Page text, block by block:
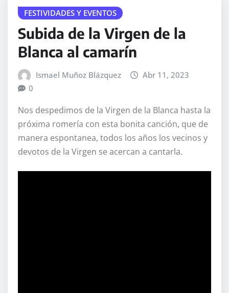
FESTIVIDADES Y EVENTOS
Subida de la Virgen de la
Blanca al camarín
Ismael Muñoz Blázquez
Abr 11, 2023
0
Nos despedimos de la Virgen de la Blanca hasta la
próxima romería con esta bonita canción, que de
manera espontanea, todos los años los vecinos y
devotos de la Virgen se acercan a cantarla.